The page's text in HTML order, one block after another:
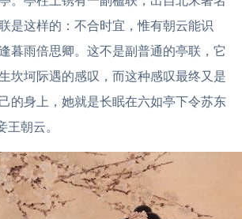
是这样的：不合时宜，惟有朝云能识
暮雨倍思卿。这不是副普通的亭联，它
坎坷际遇的感叹，而这种感叹最终又是
的身上，她就是长眠在六如亭下令苏东
朝云。